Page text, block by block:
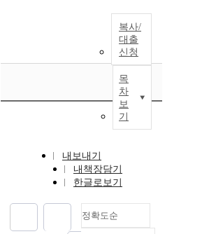
복사/
대출
신청
목
차
보
기
내보내기
내책장담기
한글로보기
정확도순